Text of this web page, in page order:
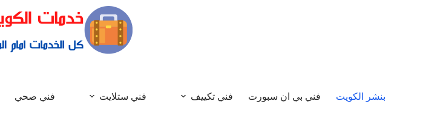
بنشر الكويت فني بي ان سبورت فني تكييف فني ستلايت فني صحي